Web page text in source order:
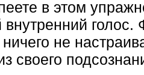
в этом
внутренний голос.
не
своего